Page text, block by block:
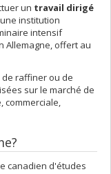
un travail dirigé
institution
intensif
Allemagne, offert au
raffiner ou de
sur le marché de
canadien d'études